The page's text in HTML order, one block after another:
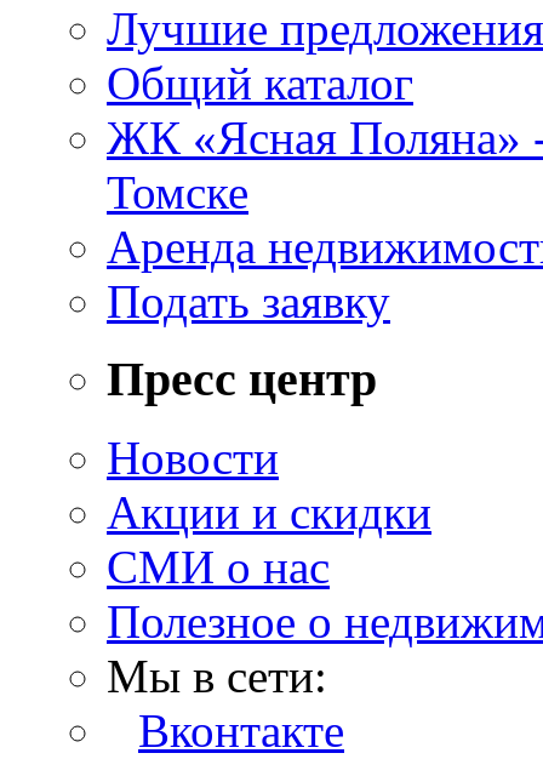
Лучшие предложения
Общий каталог
ЖК «Ясная Поляна»
Томске
Аренда
Подать заявку
Пресс центр
Новости
Акции и скидки
СМИ о нас
Полезное о
Мы в сети:
Вконтакте